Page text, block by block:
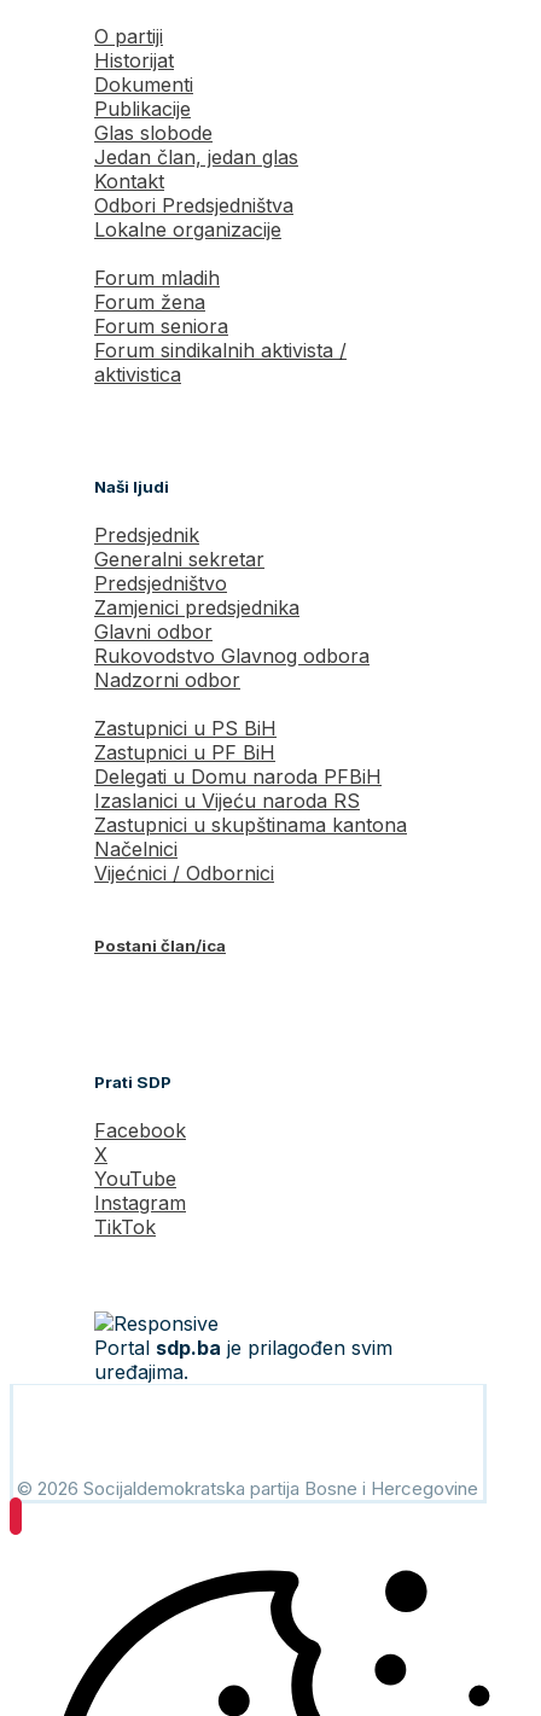
O partiji
Historijat
Dokumenti
Publikacije
Glas slobode
Jedan član, jedan glas
Kontakt
Odbori Predsjedništva
Lokalne organizacije
Forum mladih
Forum žena
Forum seniora
Forum sindikalnih aktivista /
aktivistica
Naši ljudi
Predsjednik
Generalni sekretar
Predsjedništvo
Zamjenici predsjednika
Glavni odbor
Rukovodstvo Glavnog odbora
Nadzorni odbor
Zastupnici u PS BiH
Zastupnici u PF BiH
Delegati u Domu naroda PFBiH
Izaslanici u Vijeću naroda RS
Zastupnici u skupštinama kantona
Načelnici
Vijećnici / Odbornici
Postani član/ica
Prati SDP
Facebook
X
YouTube
Instagram
TikTok
Portal sdp.ba je prilagođen svim
uređajima.
© 2026 Socijaldemokratska partija Bosne i Hercegovine